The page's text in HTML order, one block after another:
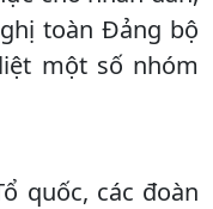
toàn Đảng bộ
một số nhóm
quốc, các đoàn